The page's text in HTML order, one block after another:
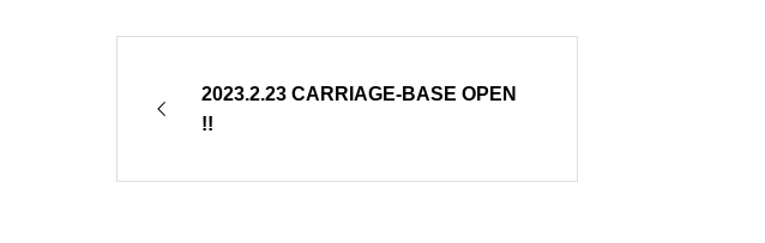
2023.2.23 CARRIAGE-BASE OPEN
!!